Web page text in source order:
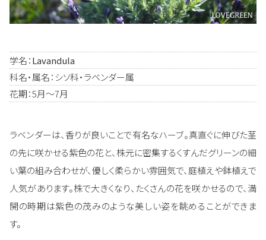
学名：Lavandula
科名・属名：シソ科・ラベンダー属
花期：5月～7月
ラベンダーは、香りが良いことで有名なハーブ。真直ぐに伸びた茎
の先に咲かせる紫色の花と、株元に密集するくすんだグリーンの細
い葉の組み合わせが、優しく柔らかい雰囲気で、庭植えや鉢植えで
人気があります。株で大きくなり、たくさんの花を咲かせるので、満
開の時期は紫色の茂みのような美しい姿を眺めることができま
す。